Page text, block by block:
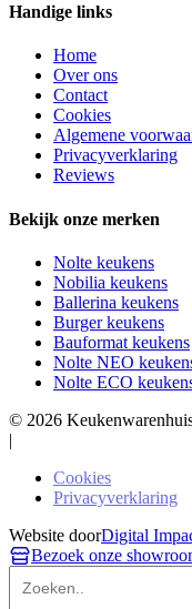
Handige links
Home
Over ons
Contact
Cookies
Algemene
Privacyverklaring
Reviews
Bekijk onze merken
Nolte keukens
Nobilia keukens
Ballerina keukens
Burger keukens
Bauformat keukens
Nolte NEO
Nolte ECO
© 2026
|
Cookies
Privacyverklaring
Website doorDigital
Bezoek onze